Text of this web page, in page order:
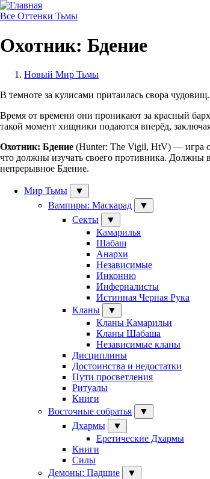
Skip
to
navigation
Все Оттенки Тьмы
Охотник: Бдение
Строка
навигации
Новый Мир Тьмы
В темноте за кулисами притаилась свора чудовищ.
Время от времени они проникают за красный
такой момент хищники подаются вперёд,
Охотник: Бдение (Hunter: The Vigil, HtV) — игра о
что должны изучать своего противника. Должны
непрерывное Бдение.
Главное
Мир Тьмы
▼
Вампиры: Маскарад
▼
Секты
▼
Камарилья
Шабаш
Анархи
Независимые
Инконню
Инферналисты
Истинная Черная Рука
Кланы
▼
Кланы Камарильи
Кланы Шабаша
Независимые кланы
Дисциплины
Достоинства и недостатки
Пути просветления
Ритуалы
Книги
Восточные собратья
▼
Дхармы
▼
Еретические Дхармы
Книги
Силы
Демоны: Падшие
▼